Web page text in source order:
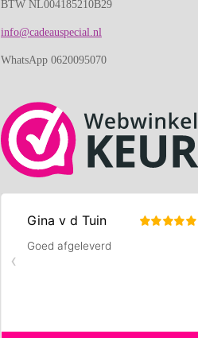
BTW NL004185210B29
info@cadeauspecial.nl
WhatsApp 0620095070